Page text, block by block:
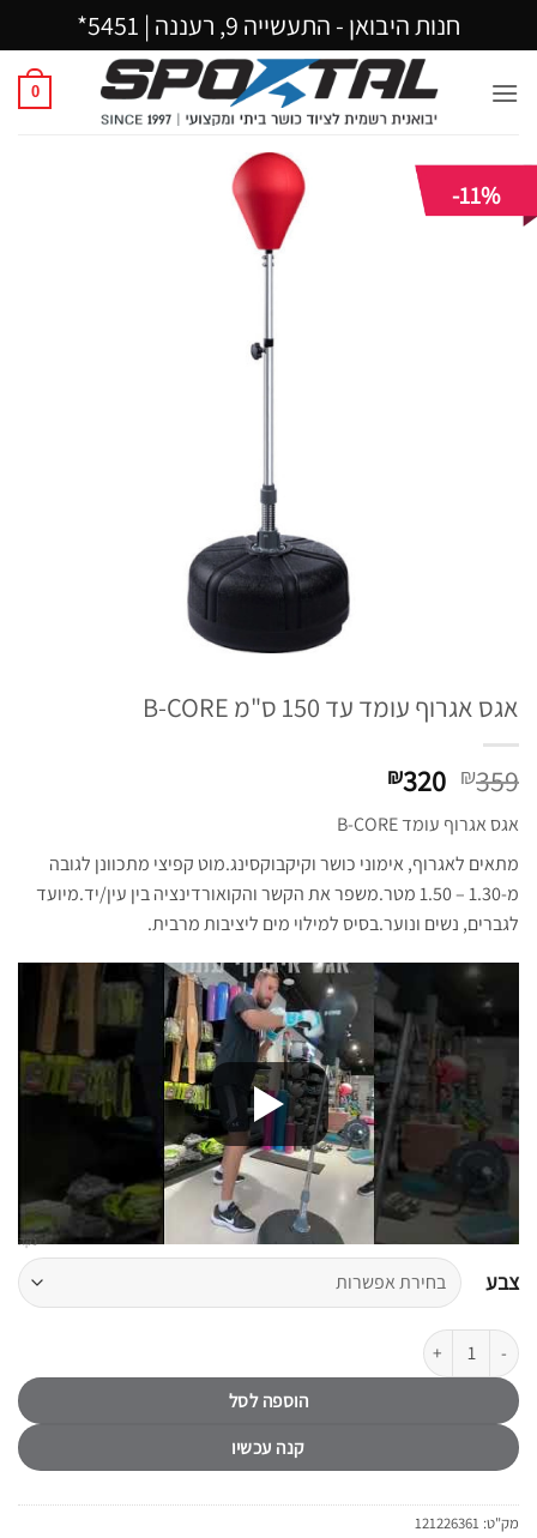
חנות היבואן - התעשייה 9, רעננה | 5451*
0
-11%
אגס אגרוף עומד עד 150 ס"מ B-CORE
₪359 המחיר
המקורי
היה:
₪359.
₪320
הנוכחי
הוא:
₪320.
אגס אגרוף עומד B-CORE
מתאים לאגרוף, אימוני כושר וקיקבוקסינג.מוט קפיצי מתכוונן לגובה
מ-1.30 – 1.50 מטר.
משפר את הקשר והקואורדינציה בין עין/יד.מיועד
לגברים, נשים ונוער.בסיס למילוי מים ליציבות מרבית.
צבע
נקה
כמות של אגס אגרוף עומד עד 150 ס"מ B-CORE
הוספה לסל
קנה עכשיו
מק"ט: 121226361